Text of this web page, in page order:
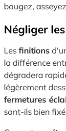
bougez,
Négliger
Lesfinitions
la différence
dégradera
légèrement
fermetures
sont-ils bien